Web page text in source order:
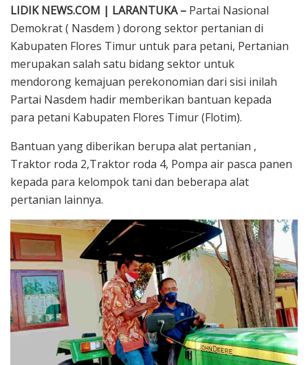
LIDIK NEWS.COM | LARANTUKA – Partai Nasional
Demokrat ( Nasdem ) dorong sektor pertanian di
Kabupaten Flores Timur untuk para petani, Pertanian
merupakan salah satu bidang sektor untuk
mendorong kemajuan perekonomian dari sisi inilah
Partai Nasdem hadir memberikan bantuan kepada
para petani Kabupaten Flores Timur (Flotim).
Bantuan yang diberikan berupa alat pertanian ,
Traktor roda 2,Traktor roda 4, Pompa air pasca panen
kepada para kelompok tani dan beberapa alat
pertanian lainnya.